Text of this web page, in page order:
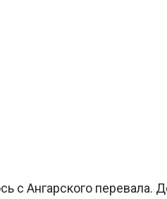
с Ангарского перевала.